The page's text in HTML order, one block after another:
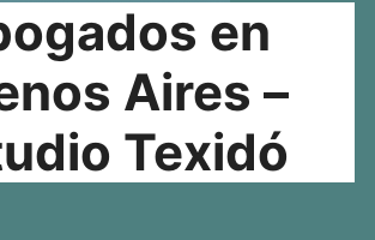
en
Aires –
Texidó